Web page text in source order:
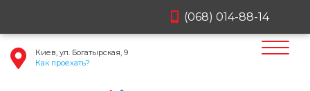
(068) 014-88-14
Киев, ул. Богатырская, 9
Как проехать?